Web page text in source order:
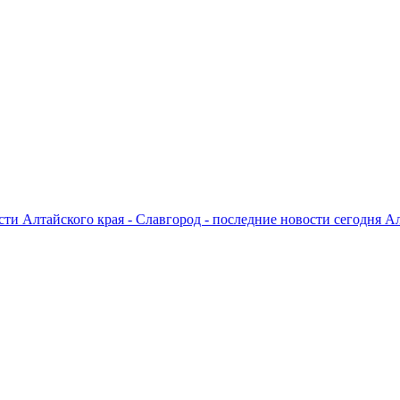
Алтайского края - Славгород - последние новости сегодня